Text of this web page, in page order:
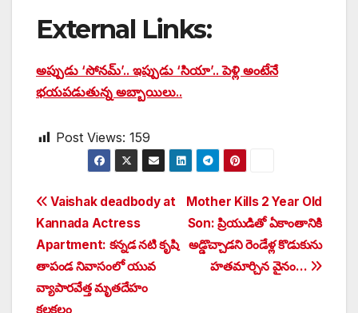
External Links:
అప్పుడు ‘సోనమ్’.. ఇప్పుడు ‘సియా’.. పెళ్లి అంటేనే
భయపడుతున్న అబ్బాయిలు..
Post Views: 159
Post
navigation
Mother Kills 2 Year Old
Son: ప్రియుడితో ఏకాంతానికి
అడ్డొచ్చాడని రెండేళ్ల కొడుకును
హతమార్చిన వైనం…
Vaishak deadbody at
Kannada Actress
Apartment: కన్నడ నటి కృషి
తాపండ నివాసంలో యువ
వ్యాపారవేత్త మృతదేహం
కలకలం